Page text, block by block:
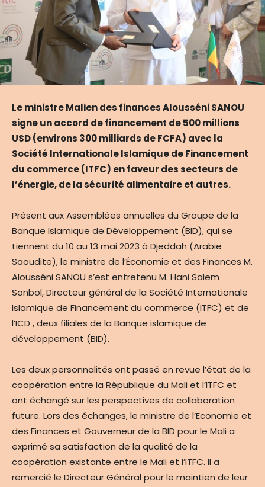
Le ministre Malien des finances Alousséni SANOU
signe un accord de financement de 500 millions
USD (environs 300 milliards de FCFA) avec la
Société Internationale Islamique de Financement
du commerce (ITFC) en faveur des secteurs de
l’énergie, de la sécurité alimentaire et autres.
Présent aux Assemblées annuelles du Groupe de la
Banque Islamique de Développement (BID), qui se
tiennent du 10 au 13 mai 2023 à Djeddah (Arabie
Saoudite), le ministre de l’Économie et des Finances M.
Alousséni SANOU s’est entretenu M. Hani Salem
Sonbol, Directeur général de la Société Internationale
Islamique de Financement du commerce (ITFC) et de
l’ICD , deux filiales de la Banque islamique de
développement (BID).
Les deux personnalités ont passé en revue l’état de la
coopération entre la République du Mali et l’ITFC et
ont échangé sur les perspectives de collaboration
future. Lors des échanges, le ministre de l’Economie et
des Finances et Gouverneur de la BID pour le Mali a
exprimé sa satisfaction de la qualité de la
coopération existante entre le Mali et l’ITFC. Il a
remercié le Directeur Général pour le maintien de leur